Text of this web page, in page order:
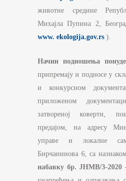
животне средине
Михајла Пупина 2,
www. еkologija.gov.rs ).
Начин подношења
припремају и подносе у
и конкурсном
приложеном
затвореној коверти,
предајом, на адресу
управе и локалне
Бирчанинова 6, са
набавку бр. ЈНМВ/3-2020